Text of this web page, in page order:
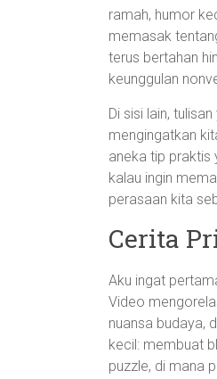
ramah, humor
memasak
terus bertahan
keunggulan
Di sisi lain,
mengingatkan
aneka tip praktis
kalau ingin
perasaan kita
Cerita
Aku ingat
Video
nuansa budaya,
kecil: membuat
puzzle, di mana